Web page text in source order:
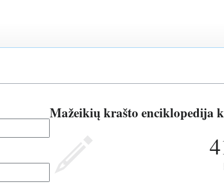
Mažeikių krašto enciklopedija